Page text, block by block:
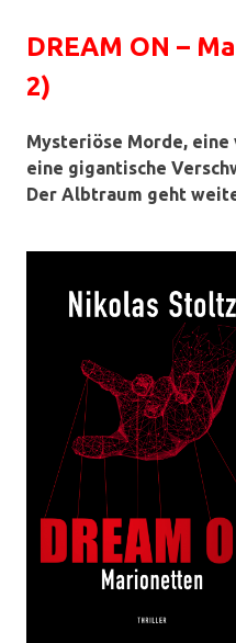
DREAM ON –
2)
Mysteriöse Morde,
eine gigantische
Der Albtraum geht